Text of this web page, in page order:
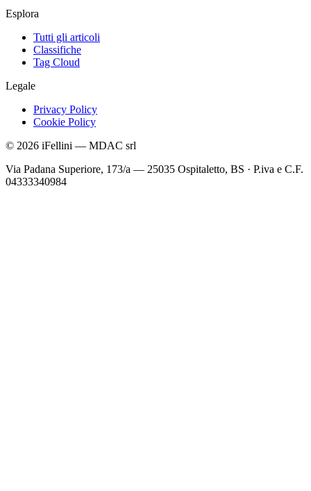
Esplora
Tutti gli articoli
Classifiche
Tag Cloud
Legale
Privacy Policy
Cookie Policy
© 2026 iFellini — MDAC srl
Via Padana Superiore, 173/a — 25035 Ospitaletto, BS · P.iva e C.F.
04333340984